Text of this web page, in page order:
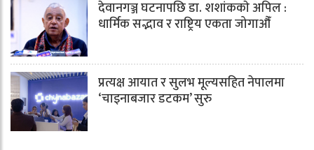
देवानगञ्ज घटनापछि डा. शशांककाे अपिल :
धार्मिक सद्भाव र राष्ट्रिय एकता जोगाऔँ
प्रत्यक्ष आयात र सुलभ मूल्यसहित नेपालमा
‘चाइनाबजार डटकम’ सुरु